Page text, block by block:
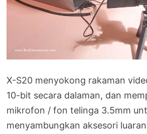
X-S20 menyokong rakaman
10-bit secara dalaman, dan
mikrofon / fon telinga 3.5mm
menyambungkan aksesori